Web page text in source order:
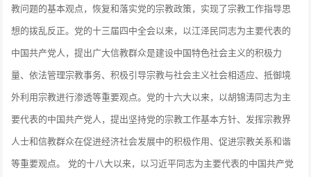
教问题的基本观点，恢复和落实党的宗教政策，实现了宗教工作指导思
想的拨乱反正。党的十三届四中全会以来，以江泽民同志为主要代表的
中国共产党人，提出广大信教群众是建设中国特色社会主义的积极力
量、依法管理宗教事务、积极引导宗教与社会主义社会相适应、抵御境
外利用宗教进行渗透等重要观点。党的十六大以来，以胡锦涛同志为主
要代表的中国共产党人，提出坚持党的宗教工作基本方针、发挥宗教界
人士和信教群众在促进经济社会发展中的积极作用、促进宗教关系和谐
等重要观点。 党的十八大以来，以习近平同志为主要代表的中国共产党